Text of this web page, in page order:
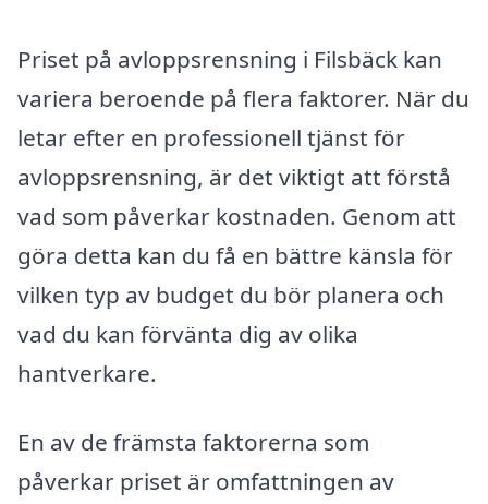
Priset på avloppsrensning i Filsbäck kan
variera beroende på flera faktorer. När du
letar efter en professionell tjänst för
avloppsrensning, är det viktigt att förstå
vad som påverkar kostnaden. Genom att
göra detta kan du få en bättre känsla för
vilken typ av budget du bör planera och
vad du kan förvänta dig av olika
hantverkare.
En av de främsta faktorerna som
påverkar priset är omfattningen av